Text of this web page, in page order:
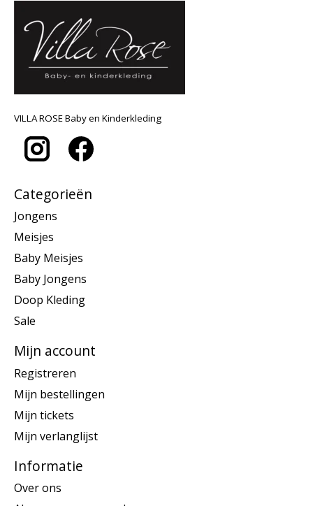
VILLA ROSE Baby en Kinderkleding
Categorieën
Jongens
Meisjes
Baby Meisjes
Baby Jongens
Doop Kleding
Sale
Mijn account
Registreren
Mijn bestellingen
Mijn tickets
Mijn verlanglijst
Informatie
Over ons